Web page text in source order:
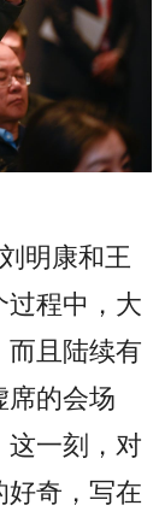
明康和王
过程中，大
而且陆续有
席的会场
这一刻，对
好奇，写在